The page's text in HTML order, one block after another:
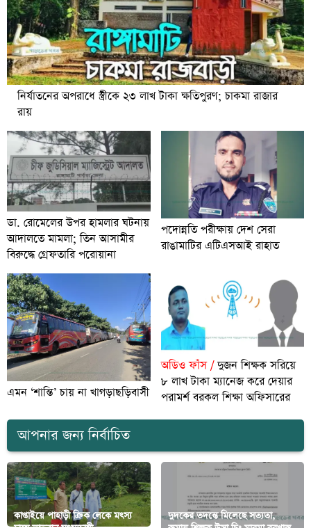
নির্যাতনের অপরাধে স্ত্রীকে ২৩ লাখ টাকা ক্ষতিপুরণ; চাকমা রাজার
রায়
ডা. রোমেলের উপর হামলার ঘটনায়
আদালতে মামলা; তিন আসামীর
বিরুদ্ধে গ্রেফতারি পরোয়ানা
পদোন্নতি পরীক্ষায় দেশ সেরা
রাঙামাটির এটিএসআই রাহাত
এমন ‘শান্তি’ চায় না খাগড়াছড়িবাসী
অডিও ফাঁস /দুজন শিক্ষক সরিয়ে
৮ লাখ টাকা ম্যানেজ করে দেয়ার
পরামর্শ বরকল শিক্ষা অফিসারের
আপনার জন্য নির্বাচিত
কাপ্তাইয়ে পাহাড়ী ক্রিক লেকে মৎস্য
দুদকের তদন্তে মিলেছে সত্যতা,